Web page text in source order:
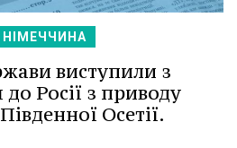
НІМЕЧЧИНА
виступили з
Росії з приводу
Осетії.